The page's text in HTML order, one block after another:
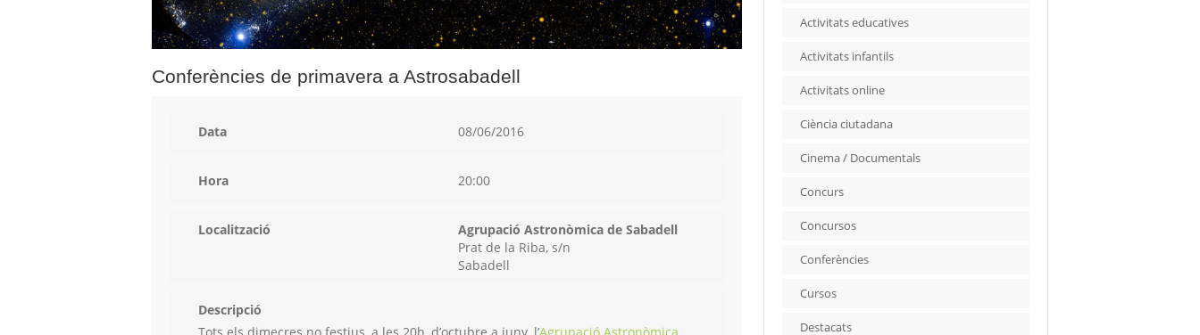
Conferències de primavera a Astrosabadell
Data 08/06/2016
Hora 20:00
Localització
Agrupació Astronòmica de Sabadell
Prat de la Riba, s/n
Sabadell
Descripció
Activitats educatives
Activitats infantils
Activitats online
Ciència ciutadana
Cinema / Documentals
Concurs
Concursos
Conferències
Cursos
Destacats